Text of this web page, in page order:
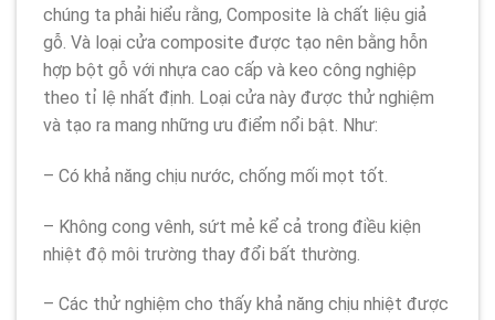
chúng ta phải hiểu rằng, Composite là chất liệu giả
gỗ. Và loại cửa composite được tạo nên bằng hỗn
hợp bột gỗ với nhựa cao cấp và keo công nghiệp
theo tỉ lệ nhất định. Loại cửa này được thử nghiệm
và tạo ra mang những ưu điểm nổi bật. Như:
– Có khả năng chịu nước, chống mối mọt tốt.
– Không cong vênh, sứt mẻ kể cả trong điều kiện
nhiệt độ môi trường thay đổi bất thường.
– Các thử nghiệm cho thấy khả năng chịu nhiệt được